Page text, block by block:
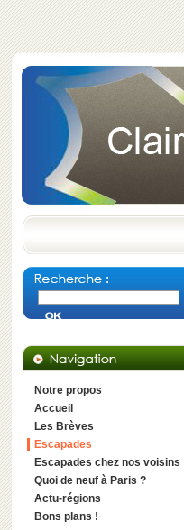
Notre propos
Accueil
Les Brèves
Escapades
Escapades chez nos voisins
Quoi de neuf à Paris ?
Actu-régions
Bons plans !